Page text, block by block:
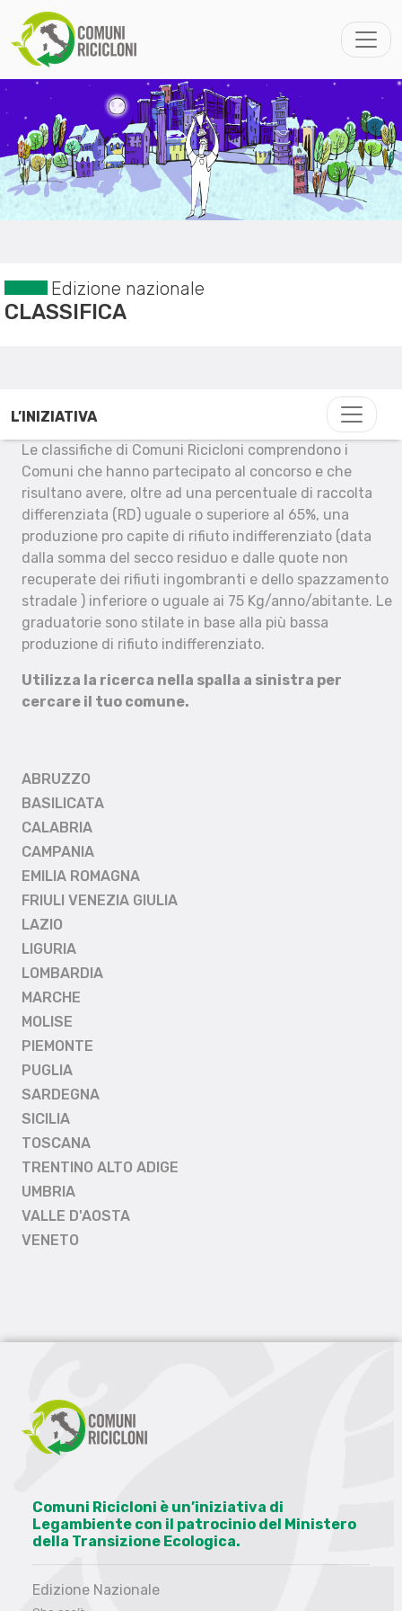
Edizione nazionale
CLASSIFICA
L’INIZIATIVA
Le classifiche di Comuni Ricicloni comprendono i
Comuni che hanno partecipato al concorso e che
risultano avere, oltre ad una percentuale di raccolta
differenziata (RD) uguale o superiore al 65%, una
produzione pro capite di rifiuto indifferenziato (data
dalla somma del secco residuo e dalle quote non
recuperate dei rifiuti ingombranti e dello spazzamento
stradale ) inferiore o uguale ai 75 Kg/anno/abitante. Le
graduatorie sono stilate in base alla più bassa
produzione di rifiuto indifferenziato.
Utilizza la ricerca nella spalla a sinistra per
cercare il tuo comune.
ABRUZZO
BASILICATA
CALABRIA
CAMPANIA
EMILIA ROMAGNA
FRIULI VENEZIA GIULIA
LAZIO
LIGURIA
LOMBARDIA
MARCHE
MOLISE
PIEMONTE
PUGLIA
SARDEGNA
SICILIA
TOSCANA
TRENTINO ALTO ADIGE
UMBRIA
VALLE D'AOSTA
VENETO
Comuni Ricicloni è un’iniziativa di
Legambiente con il patrocinio del Ministero
della Transizione Ecologica.
Edizione Nazionale